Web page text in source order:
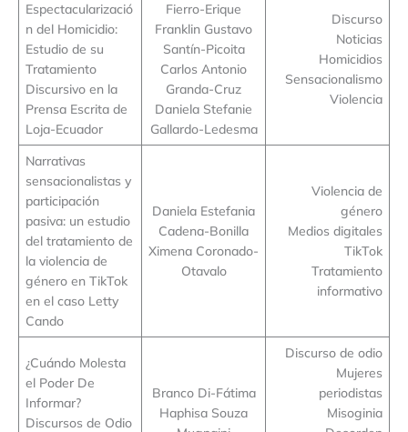
Espectacularizació
n del Homicidio:
Estudio de su
Tratamiento
Discursivo en la
Prensa Escrita de
Loja-Ecuador
Fierro-Erique
Franklin Gustavo
Santín-Picoita
Carlos Antonio
Granda-Cruz
Daniela Stefanie
Gallardo-Ledesma
Discurso
Noticias
Homicidios
Sensacionalismo
Violencia
Narrativas
sensacionalistas y
participación
pasiva: un estudio
del tratamiento de
la violencia de
género en TikTok
en el caso Letty
Cando
Daniela Estefania
Cadena-Bonilla
Ximena Coronado-
Otavalo
Violencia de
género
Medios digitales
TikTok
Tratamiento
informativo
¿Cuándo Molesta
el Poder De
Informar?
Discursos de Odio
Branco Di-Fátima
Haphisa Souza
Discurso de odio
Mujeres
periodistas
Misoginia